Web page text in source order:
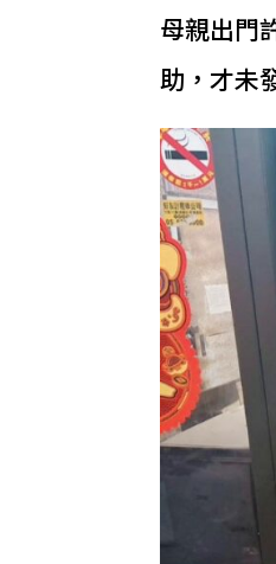
母親出門
助，才未